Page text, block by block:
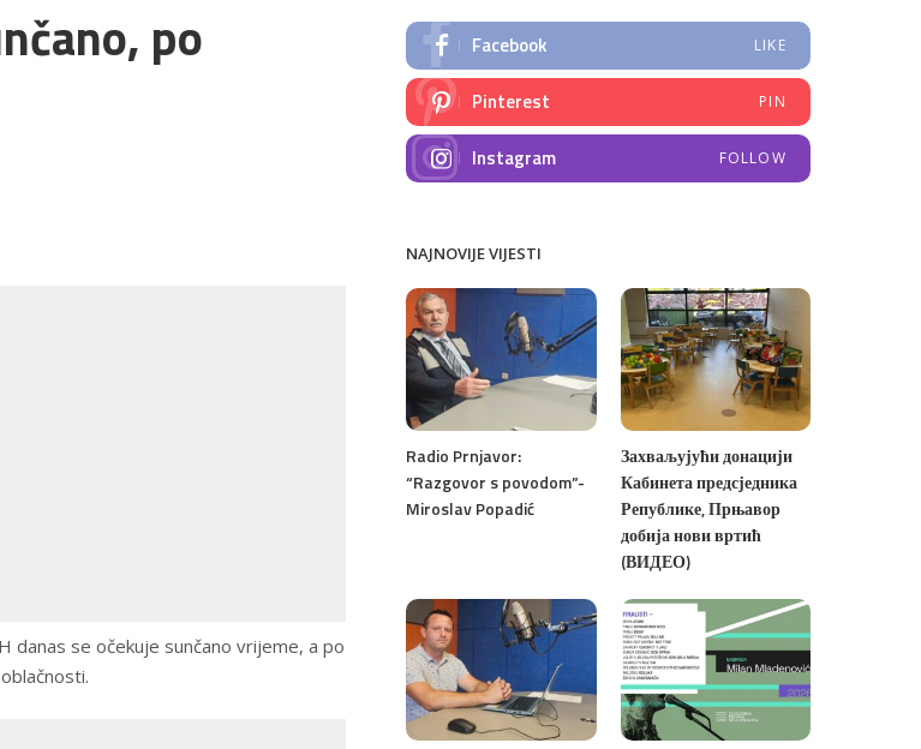
po
danas se očekuje sunčano vrijeme, a po
Facebook LIKE
Pinterest PIN
Instagram FOLLOW
NAJNOVIJE VIJESTI
Radio Prnjavor:
“Razgovor s povodom”-
Miroslav Popadić
Захваљујући донацији
Кабинета предсједника
Републике, Прњавор
добија нови вртић
(ВИДЕО)